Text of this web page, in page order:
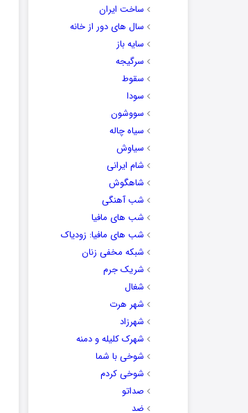
ساخت ایران
سال های دور از خانه
سایه باز
سرگیجه
سقوط
سودا
سووشون
سیاه چاله
سیاوش
شام ایرانی
شاهگوش
شب آهنگی
شب های مافیا
شب های مافیا: زودیاک
شبکه مخفی زنان
شریک جرم
شغال
شهر هرت
شهرزاد
شهرک کلیله و دمنه
شوخی با شما
شوخی کردم
صداتو
ضد